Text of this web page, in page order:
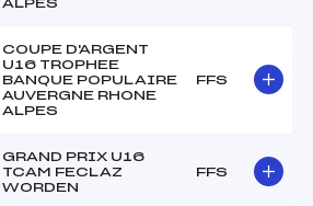
ALPES
COUPE D'ARGENT
U16 TROPHEE
BANQUE POPULAIRE
AUVERGNE RHONE
ALPES
FFS
GRAND PRIX U16
TCAM FECLAZ
WORDEN
FFS